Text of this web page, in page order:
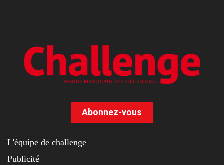
Abonnez-vous
L'équipe de challenge
Publicité